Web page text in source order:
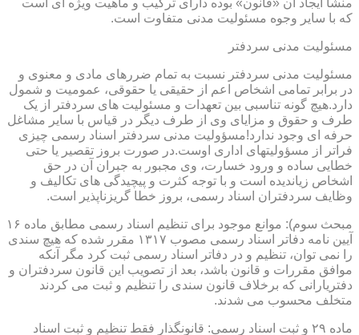
منشأ ایجاد آن «قانون» بوده دارای ترکیب و ماهیت ویژه ای است
که با سایر وجوه مسئولیت مدنی متفاوت است.
مسئولیت مدنی سردفتر
مسئولیت مدنی سردفتر نسبت به تمام ضررهای مادی و معنوی و
در برابر تمامی اشخاص اعم از حقیقی یا حقوقی، عمومیت و شمول
دارد.هیچ گونه تناسبی بین تعهدات و مسئولیت های سردفتر از یک
طرف و حقوق و مزایای وی از طرف دیگر در قیاس با سایر مشاغل
حرفه ای وجود ندارد!مسؤولیت مدنی سردفتر اسناد رسمی چیزی
فراتر از مسؤولیتهای اداری اوست.در صورت بروز تقصیر یا حتی
خطایی ساده و ورود خسارت، وی مجبور به جبران آن در حق
اشخاص زیاندیده است و با توجه کثرت و پیچیدگی های تکالیف و
وظایف سردفتران اسناد رسمی، بروز خطا گریزناپذیر است.
مبحث سوم): موانع موجود برای تنظیم اسناد رسمی مطابق ماده ۱۶
آیین نامه دفاتر اسناد رسمی مصوب ۱۳۱۷ مقرر شده که هیچ سندی
را نمی توان، تنظیم و در دفاتر اسناد رسمی ثبت کرد مگر آنکه
موافق مقررات و قانون باشد، بعد از تصویب این قانون سردفتران و
دفتریارانی که برخلاف قانون سندی را تنظیم و ثبت می کردند
متخلف محسوب می شدند.
ماده ۲۹ و ثبت اسناد رسمی: قانونگذار فقط تنظیم و ثبت اسناد